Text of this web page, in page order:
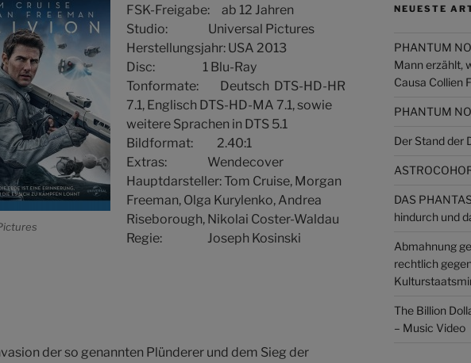
FSK-Freigabe: ab 12 Jahren
Studio: Universal Pictures
Herstellungsjahr: USA 2013
Disc: 1 Blu-Ray
Tonformate: Deutsch DTS-HD-HR
7.1, Englisch DTS-HD-MA 7.1, sowie
weitere Sprachen in DTS 5.1
Bildformat: 2.40:1
Extras: Wendecover
Hauptdarsteller: Tom Cruise, Morgan
Freeman, Olga Kurylenko, Andrea
Riseborough, Nikolai Coster-Waldau
Regie: Joseph Kosinski
der so genannten Plünderer und dem Sieg der
NEUESTE
PHANTUM
Mann erzählt,
Causa Collien
PHANTUM
Der Stand der
DAS
hindurch und
Abmahnung
rechtlich
The Billion
– Music Video